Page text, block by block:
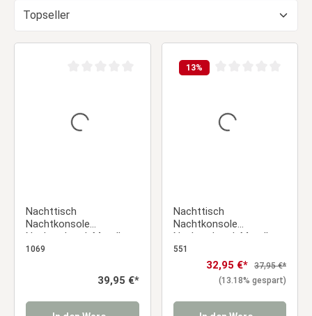
Nachttisch
Nachtkonsole
Nachtschrank Metall
Beistelltisch Schrank
1069
Regulärer Preis:
39,95 €*
13%
Nachttisch
Nachtkonsole
Nachtschrank Metall
Beistelltisch Schrank
551
Verkaufspreis:
32,95 €* Regulärer
37,95 €*
(13.18% gespart)